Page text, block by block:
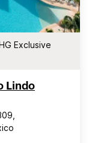
Exclusive
Lindo